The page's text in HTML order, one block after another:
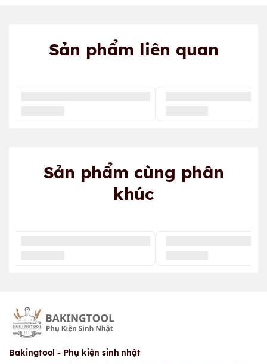
Sản phẩm liên quan
Sản phẩm cùng phân
khúc
Bakingtool - Phụ kiện sinh nhật